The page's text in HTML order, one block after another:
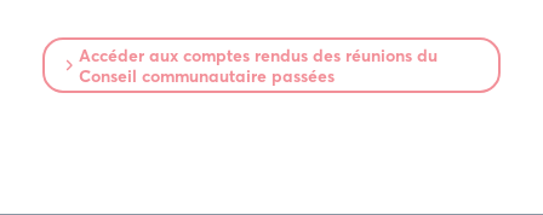
Accéder aux comptes rendus des réunions du
Conseil communautaire passées